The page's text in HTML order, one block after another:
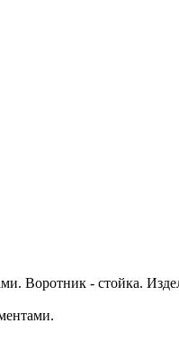
Воротник - стойка.